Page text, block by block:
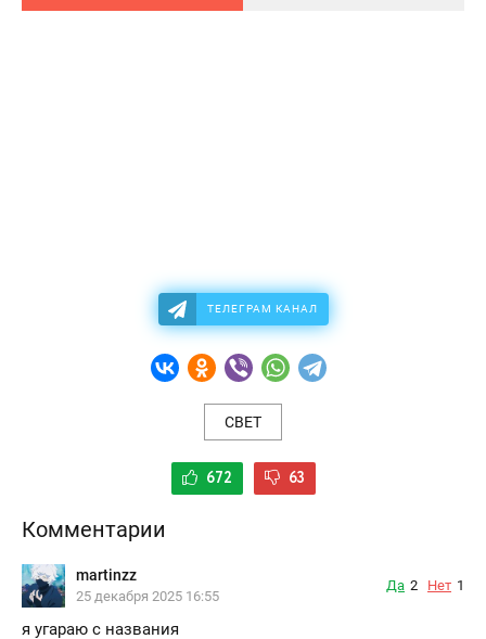
ТЕЛЕГРАМ КАНАЛ
СВЕТ
672 63
Комментарии
martinzz
25 декабря 2025 16:55
Да 2 Нет 1
я угараю с названия